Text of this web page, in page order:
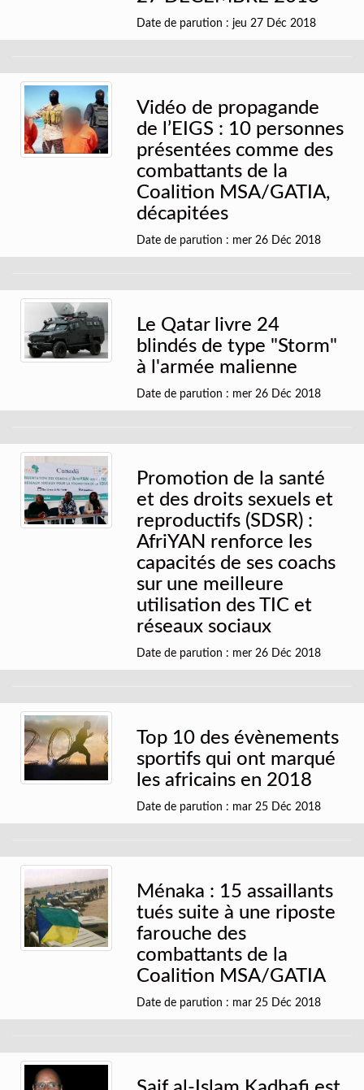
Date de parution : jeu 27 Déc 2018
Vidéo de propagande
de l’EIGS : 10 personnes
présentées comme des
combattants de la
Coalition MSA/GATIA,
décapitées
Date de parution : mer 26 Déc 2018
Le Qatar livre 24
blindés de type "Storm"
à l'armée malienne
Date de parution : mer 26 Déc 2018
Promotion de la santé
et des droits sexuels et
reproductifs (SDSR) :
AfriYAN renforce les
capacités de ses coachs
sur une meilleure
utilisation des TIC et
réseaux sociaux
Date de parution : mer 26 Déc 2018
Top 10 des évènements
sportifs qui ont marqué
les africains en 2018
Date de parution : mar 25 Déc 2018
Ménaka : 15 assaillants
tués suite à une riposte
farouche des
combattants de la
Coalition MSA/GATIA
Date de parution : mar 25 Déc 2018